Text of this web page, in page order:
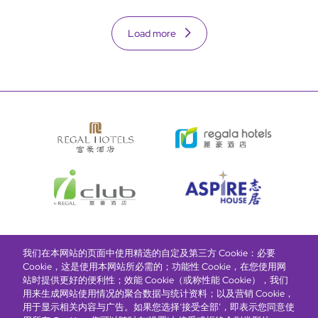
Load more
富豪酒店主页关于我们推广及优惠住宿奖励计划
抢先一步，掌握最新资讯！
我们在本网站的页面中使用精选的自定及第三方 Cookie：必要
Cookie，这是使用本网站所必需的；功能性 Cookie，在您使用网
站时提供更好的便利性；效能 Cookie（或称性能 Cookie），我们
用来生成网站使用情况的聚合数据与统计资料；以及营销 Cookie，
用于显示相关内容与广告。如果您选择‘接受全部’，即表示您同意使